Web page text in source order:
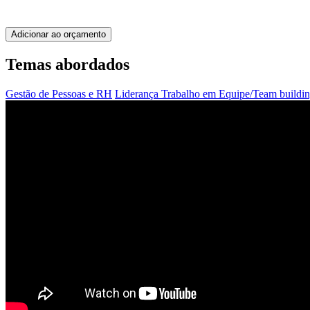
Adicionar ao orçamento
Temas abordados
Gestão de Pessoas e RH Liderança Trabalho em Equipe/Team